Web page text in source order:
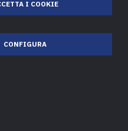
– 56 proprio in seguito alla
massicci flussi migratori. È
unica, presbiterio con arco
struttura del telaio in
e scandisce le pareti e il
la sezione centrale più
I COOKIE
CONFIGURA